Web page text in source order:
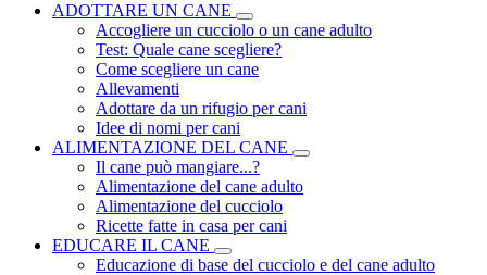
ADOTTARE UN CANE
Accogliere un cucciolo o un cane adulto
Test: Quale cane scegliere?
Come scegliere un cane
Allevamenti
Adottare da un rifugio per cani
Idee di nomi per cani
ALIMENTAZIONE DEL CANE
Il cane può mangiare...?
Alimentazione del cane adulto
Alimentazione del cucciolo
Ricette fatte in casa per cani
EDUCARE IL CANE
Educazione di base del cucciolo e del cane adulto